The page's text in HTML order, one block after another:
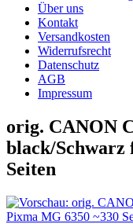
Über uns
Kontakt
Versandkosten
Widerrufsrecht
Datenschutz
AGB
Impressum
orig. CANON
black/Schwarz
Seiten